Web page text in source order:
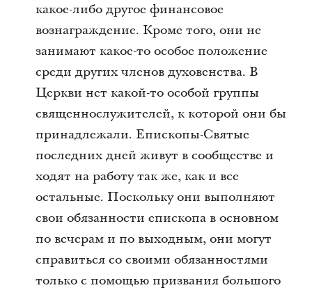
какое-либо другое финансовое
вознаграждение. Кроме того, они не
занимают какое-то особое положение
среди других членов духовенства. В
Церкви нет какой-то особой группы
священнослужителей, к которой они бы
принадлежали. Епископы-Святые
последних дней живут в сообществе и
ходят на работу так же, как и все
остальные. Поскольку они выполняют
свои обязанности епископа в основном
по вечерам и по выходным, они могут
справиться со своими обязанностями
только с помощью призвания большого